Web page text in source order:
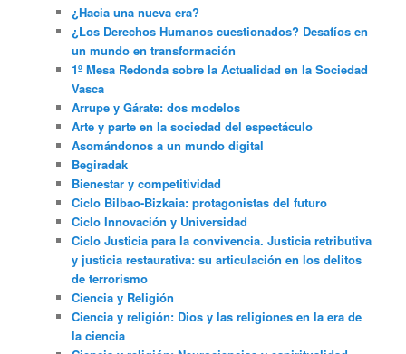
¿Hacia una nueva era?
¿Los Derechos Humanos cuestionados? Desafíos en
un mundo en transformación
1º Mesa Redonda sobre la Actualidad en la Sociedad
Vasca
Arrupe y Gárate: dos modelos
Arte y parte en la sociedad del espectáculo
Asomándonos a un mundo digital
Begiradak
Bienestar y competitividad
Ciclo Bilbao-Bizkaia: protagonistas del futuro
Ciclo Innovación y Universidad
Ciclo Justicia para la convivencia. Justicia retributiva
y justicia restaurativa: su articulación en los delitos
de terrorismo
Ciencia y Religión
Ciencia y religión: Dios y las religiones en la era de
la ciencia